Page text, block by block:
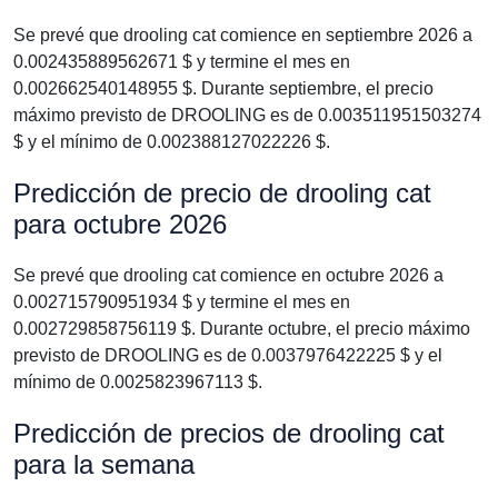
Se prevé que drooling cat comience en septiembre 2026 a
0.002435889562671 $ y termine el mes en
0.002662540148955 $. Durante septiembre, el precio
máximo previsto de DROOLING es de 0.003511951503274
$ y el mínimo de 0.002388127022226 $.
Predicción de precio de drooling cat
para octubre 2026
Se prevé que drooling cat comience en octubre 2026 a
0.002715790951934 $ y termine el mes en
0.002729858756119 $. Durante octubre, el precio máximo
previsto de DROOLING es de 0.0037976422225 $ y el
mínimo de 0.0025823967113 $.
Predicción de precios de drooling cat
para la semana